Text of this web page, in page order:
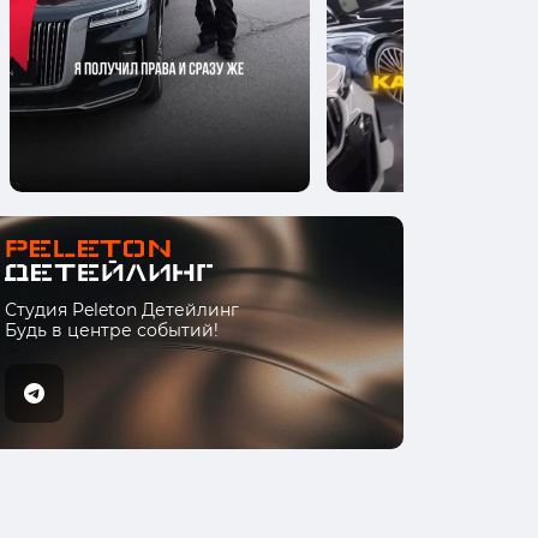
Студия Peleton Детейлинг
Будь в центре событий!